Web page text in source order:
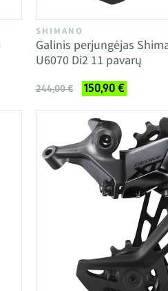
SHIMANO
Galinis perjungėjas
U6070 Di2 11 pavarų
244,00 € 150,90 €